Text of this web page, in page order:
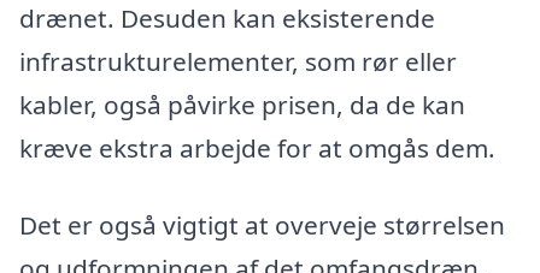
drænet. Desuden kan eksisterende
infrastrukturelementer, som rør eller
kabler, også påvirke prisen, da de kan
kræve ekstra arbejde for at omgås dem.
Det er også vigtigt at overveje størrelsen